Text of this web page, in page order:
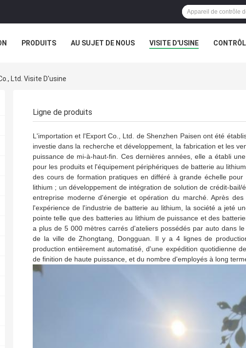
PRODUITS AU SUJET DE NOUS VISITE D'USINE
Ltd. Visite D'usine
Ligne de produits
L'importation et l'Export Co., Ltd. de Shenzhen Paisen ont été
investie dans la recherche et développement, la fabrication et les
puissance de mi-à-haut-fin. Ces dernières années, elle a établi
pour les produits et l'équipement périphériques de batterie au
des cours de formation pratiques en différé à grande échelle
lithium ; un développement de intégration de solution de crédit-
entreprise moderne d'énergie et opération du marché. Après
l'expérience de l'industrie de batterie au lithium, la société a jeté
pointe telle que des batteries au lithium de puissance et des
a plus de 5 000 mètres carrés d'ateliers possédés par auto dans
de la ville de Zhongtang, Dongguan. Il y a 4 lignes de
production entièrement automatisé, d'une expédition quotidienne
de finition de haute puissance, et du nombre d'employés à long